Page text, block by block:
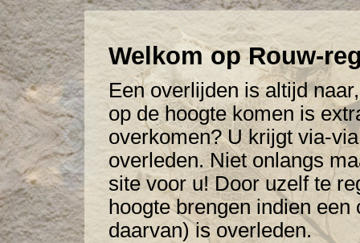
Welkom op Rouw-
Een overlijden is altijd
op de hoogte komen is
overkomen? U krijgt via-
overleden. Niet onlangs
site voor u! Door uzelf te
hoogte brengen indien
daarvan) is overleden.